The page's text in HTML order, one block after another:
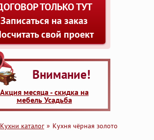
ТОЛЬКО ТУТ
Записаться на заказ
свой проект
Внимание!
Акция месяца - скидка на
мебель Усадьба
Кухни каталог Кухня чёрная золото